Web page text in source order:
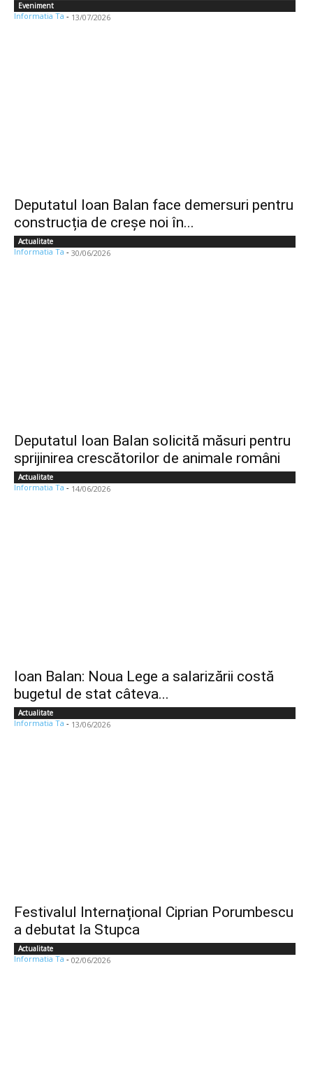
Eveniment
Informatia Ta - 13/07/2026
Deputatul Ioan Balan face demersuri pentru
construcția de creșe noi în...
Actualitate
Informatia Ta - 30/06/2026
Deputatul Ioan Balan solicită măsuri pentru
sprijinirea crescătorilor de animale români
Actualitate
Informatia Ta - 14/06/2026
Ioan Balan: Noua Lege a salarizării costă
bugetul de stat câteva...
Actualitate
Informatia Ta - 13/06/2026
Festivalul Internațional Ciprian Porumbescu
a debutat la Stupca
Actualitate
Informatia Ta - 02/06/2026